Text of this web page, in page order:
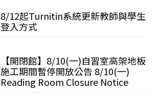
8/12起Turnitin系統更新教師與學生
登入方式
【開閉館】8/10(一)自習室高架地板
施工期間暫停開放公告 8/10(一)
Reading Room Closure Notice